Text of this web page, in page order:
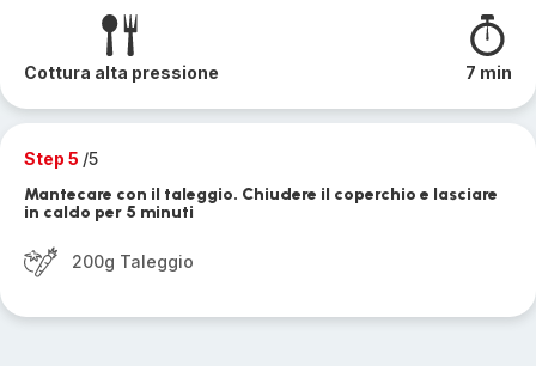
Cottura alta pressione 7 min
Step 5 /5
Mantecare con il taleggio. Chiudere il coperchio e lasciare
in caldo per 5 minuti
200g Taleggio